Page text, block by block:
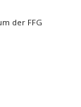
der FFG